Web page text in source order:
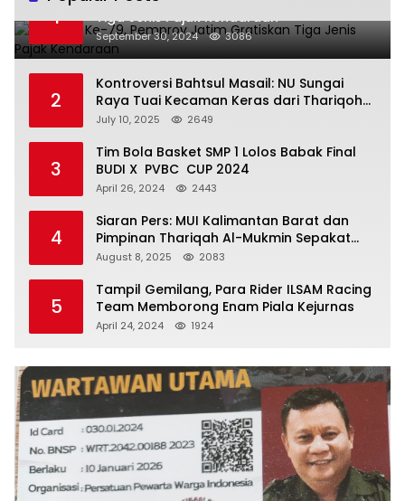
1
Tiga Jenis Pajak Kendaraan
September 30, 2024 3086
2
Kontroversi Bahtsul Masail: NU Sungai
Raya Tuai Kecaman Keras dari Thariqoh
Al Mu’min
July 10, 2025 2649
3
Tim Bola Basket SMP 1 Lolos Babak Final
BUDI X PVBC CUP 2024
April 26, 2024 2443
4
Siaran Pers: MUI Kalimantan Barat dan
Pimpinan Thariqah Al-Mukmin Sepakat
Jaga Umat
August 8, 2025 2083
5
Tampil Gemilang, Para Rider ILSAM Racing
Team Memborong Enam Piala Kejurnas
April 24, 2024 1924